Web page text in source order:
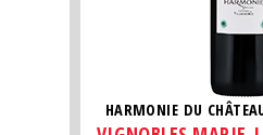
HARMONIE DU